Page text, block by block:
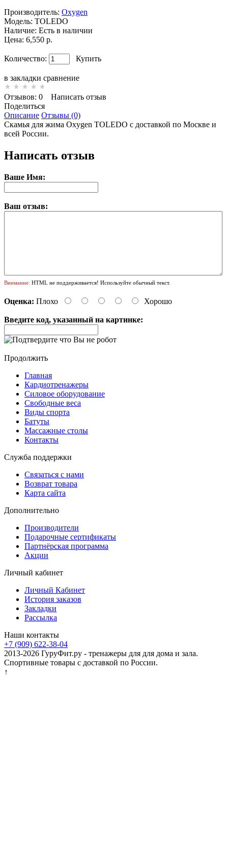
Производитель: Oxygen
Модель: TOLEDO
Наличие: Есть в наличии
Цена: 6,550 р.
Количество: Купить
в закладки сравнение
Отзывов: 0
Написать отзыв
Поделиться
Описание Отзывы (0)
Скамья для жима Oxygen TOLEDO с доставкой по Москве и
всей России.
Написать отзыв
Ваше Имя:
Ваш отзыв:
Внимание: HTML не поддерживается! Используйте обычный текст.
Оценка: Плохо Хорошо
Введите код, указанный на картинке:
Продолжить
Главная
Кардиотренажеры
Силовое оборудование
Свободные веса
Виды спорта
Батуты
Массажные столы
Контакты
Служба поддержки
Связаться с нами
Возврат товара
Карта сайта
Дополнительно
Производители
Подарочные сертификаты
Партнёрская программа
Акции
Личный кабинет
Личный Кабинет
История заказов
Закладки
Рассылка
Наши контакты
+7 (909) 622-38-04
2013-2026 ГуруФит.ру - тренажеры для для дома и зала.
Спортивные товары с доставкой по России.
↑